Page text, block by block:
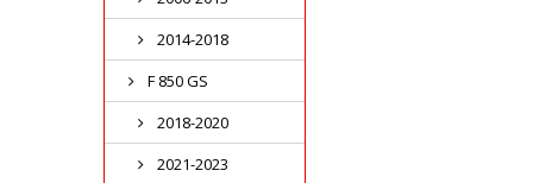
2014-2018
F 850 GS
2018-2020
2021-2023